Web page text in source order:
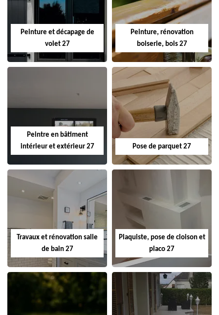
Peinture et décapage de
volet 27
Peinture, rénovation
boiserie, bois 27
Peintre en bâtiment
intérieur et extérieur 27
Pose de parquet 27
Travaux et rénovation salle
de bain 27
Plaquiste, pose de cloison et
placo 27